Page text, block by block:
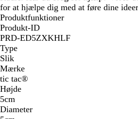
for at hjælpe dig med at føre dine
Produktfunktioner
Produkt-ID
PRD-ED5ZXKHLF
Type
Slik
Mærke
tic tac®
Højde
5cm
Diameter